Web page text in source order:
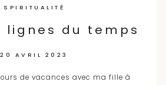
SPIRITUALITÉ
lignes du temps
20 AVRIL 2023
de vacances avec ma fille à